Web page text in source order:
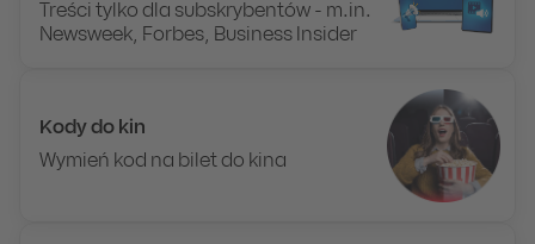
Treści tylko dla subskrybentów - m.in.
Newsweek, Forbes, Business Insider
Kody do kin
Wymień kod na bilet do kina